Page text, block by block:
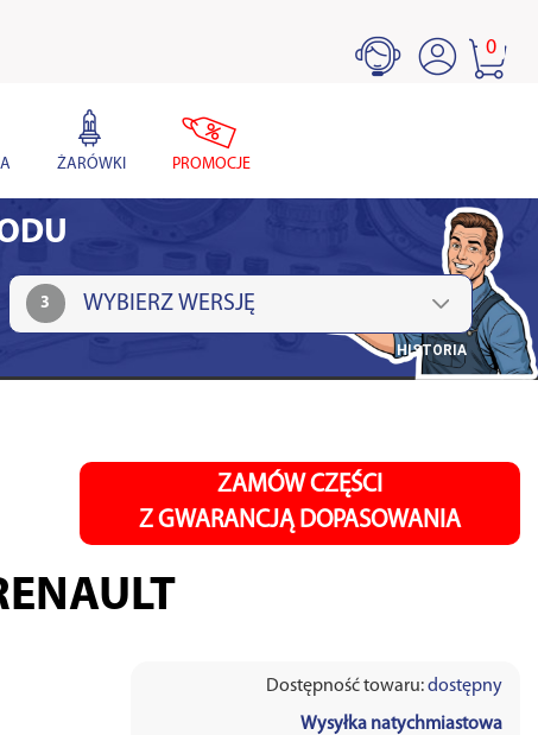
0
ŻARÓWKI PROMOCJE
3
HISTORIA
ZAMÓW CZĘŚCI
Z GWARANCJĄ DOPASOWANIA
Dostępność towaru:dostępny
Wysyłka natychmiastowa